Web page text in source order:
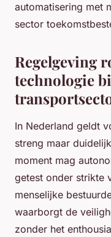
automatisering met
sector
Regelgeving
technologie
In Nederland geldt
streng maar
moment mag
getest onder strikte
menselijke
waarborgt de
zonder het